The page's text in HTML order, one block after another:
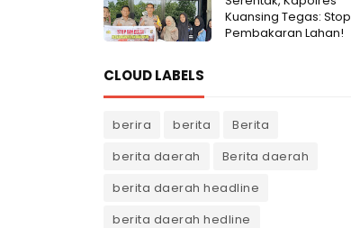
Kuansing Tegas: Stop
Pembakaran Lahan!
CLOUD LABELS
berira berita
Berita
berita daerah
Berita daerah
berita daerah headline
berita daerah hedline